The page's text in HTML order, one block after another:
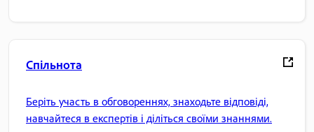
Спільнота
Беріть участь в обговореннях, знаходьте відповіді,
навчайтеся в експертів і діліться своїми знаннями.